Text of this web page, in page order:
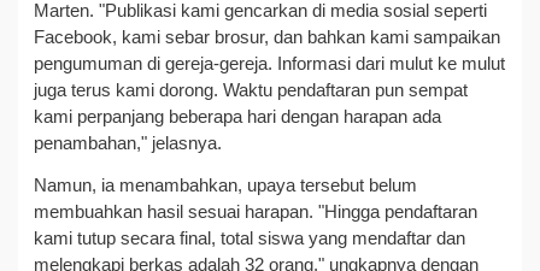
Marten. "Publikasi kami gencarkan di media sosial seperti
Facebook, kami sebar brosur, dan bahkan kami sampaikan
pengumuman di gereja-gereja. Informasi dari mulut ke mulut
juga terus kami dorong. Waktu pendaftaran pun sempat
kami perpanjang beberapa hari dengan harapan ada
penambahan," jelasnya.
Namun, ia menambahkan, upaya tersebut belum
membuahkan hasil sesuai harapan. "Hingga pendaftaran
kami tutup secara final, total siswa yang mendaftar dan
melengkapi berkas adalah 32 orang," ungkapnya dengan